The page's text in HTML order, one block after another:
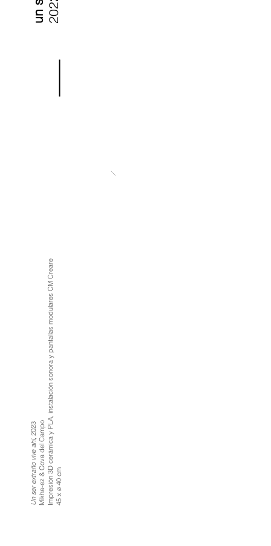
Un ser extraño vive ahí
, 2023 Mikha-ez & Cova del CampoImpresión 3D cerámica y PLA, instalación sonora y pantallas modulares CM Creare45 x ø 40 cm